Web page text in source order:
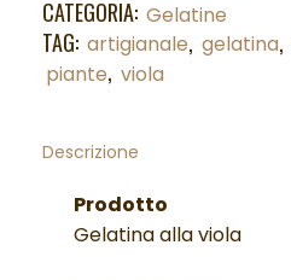
CATEGORIA: Gelatine
TAG: artigianale, gelatina,
piante, viola
Descrizione
Prodotto
Gelatina alla viola